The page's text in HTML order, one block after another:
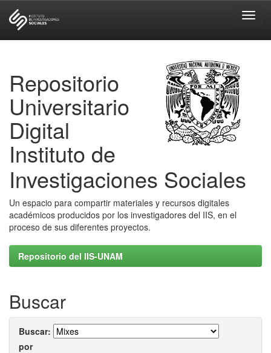
Repositorio
Universitario
Digital
Instituto de
Investigaciones Sociales
Un espacio para compartir materiales y recursos digitales
académicos producidos por los investigadores del IIS, en el
proceso de sus diferentes proyectos.
Repositorio del IIS-UNAM
Buscar
Buscar:
por